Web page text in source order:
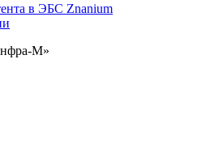
в ЭБС Znanium
М»